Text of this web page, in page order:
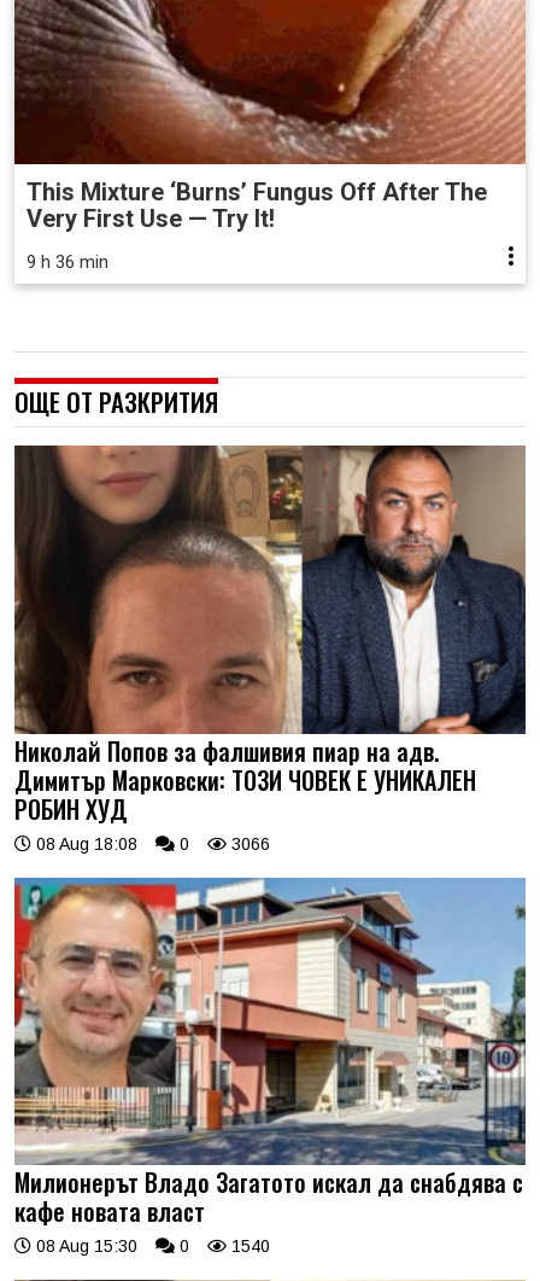
This Mixture ‘Burns’ Fungus Off After The
Very First Use — Try It!
9 h 36 min
ОЩЕ ОТ РАЗКРИТИЯ
Николай Попов за фалшивия пиар на адв.
Димитър Марковски: ТОЗИ ЧОВЕК Е УНИКАЛЕН
РОБИН ХУД
08 Aug 18:08 0 3066
Милионерът Владо Загатото искал да снабдява с
кафе новата власт
08 Aug 15:30 0 1540